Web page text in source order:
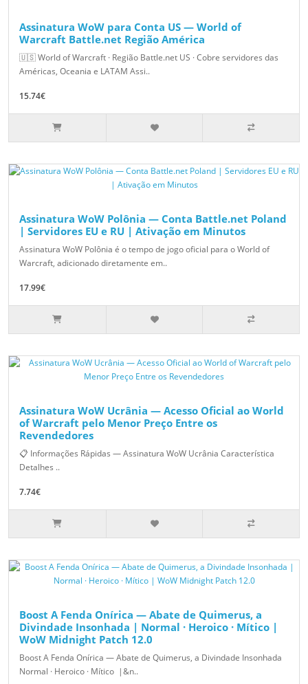
Assinatura WoW para Conta US — World of
Warcraft Battle.net Região América
🇺🇸 World of Warcraft · Região Battle.net US · Cobre servidores das
Américas, Oceania e LATAM Assi..
15.74€
Assinatura WoW Polônia — Conta Battle.net Poland
| Servidores EU e RU | Ativação em Minutos
Assinatura WoW Polônia é o tempo de jogo oficial para o World of
Warcraft, adicionado diretamente em..
17.99€
Assinatura WoW Ucrânia — Acesso Oficial ao World
of Warcraft pelo Menor Preço Entre os
Revendedores
📋 Informações Rápidas — Assinatura WoW Ucrânia Característica
Detalhes ..
7.74€
Boost A Fenda Onírica — Abate de Quimerus, a
Divindade Insonhada | Normal · Heroico · Mítico |
WoW Midnight Patch 12.0
Boost A Fenda Onírica — Abate de Quimerus, a Divindade Insonhada
Normal · Heroico · Mítico |&n..